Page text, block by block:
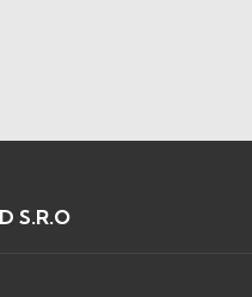
S.R.O